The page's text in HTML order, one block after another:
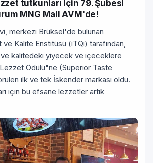
tutkunları için 79. Şubesi
MNG Mall AVM'de!
merkezi Brüksel'de bulunan
ve Kalite Enstitüsü (iTQi) tarafından,
kalitedeki yiyecek ve içeceklere
Ödülü"ne (Superior Taste
ilk ve tek İskender markası oldu.
için bu efsane lezzetler artık